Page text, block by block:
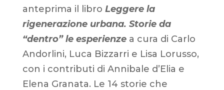
anteprima il libro Leggere la
rigenerazione urbana. Storie da
“dentro” le esperienze a cura di Carlo
Andorlini, Luca Bizzarri e Lisa Lorusso,
con i contributi di Annibale d’Elia e
Elena Granata. Le 14 storie che